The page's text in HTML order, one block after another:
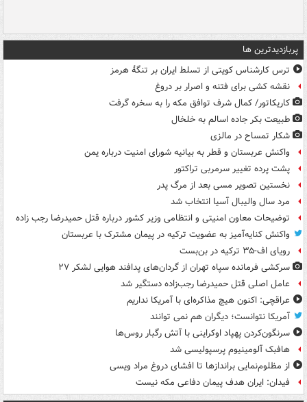
پربازدیدترین ها
ترس کارشناس کویتی از تسلط ایران بر تنگۀ هرمز
نقشه کشی برای فتنه و اصرار بر دروغ
کاریکاتور/ کمال شرف توافق مکه را به سخره گرفت
طبیعت بکر جاده اسالم به خلخال
شکار تمساح در مالزی
واکنش عربستان و قطر به بیانیه شورای امنیت درباره یمن
پشت پرده تغییر سرمربی تراکتور
نخستین تصویر مسی بعد از مرگ پدر
مرد سال والیبال آسیا انتخاب شد
توضیحات معاون امنیتی و انتظامی وزیر کشور درباره قتل حمیدرضا رجب زاده
واکنش کنایه‌آمیز به عضویت ترکیه در پیمان مشترک با عربستان
رویای اف-۳۵ ترکیه در بن‌بست
سرکشی فرمانده سپاه تهران از گردان‌های پدافند هوایی لشکر ۲۷
عامل اصلی قتل حمیدرضا رجب‌زاده دستگیر شد
عراقچی: اکنون هیچ مذاکره‌ای با آمریکا نداریم
آمریکا نتوانست؛ دیگران هم نمی توانند
سرنگون‌کردن پهپاد اوکراینی با آتش رگبار روس‌ها
هافبک آلومینیوم پرسپولیسی شد
از مظلوم‌نمایی براندازها تا افشای دروغ مراد ویسی
فیدان: ایران هدف پیمان دفاعی مکه نیست